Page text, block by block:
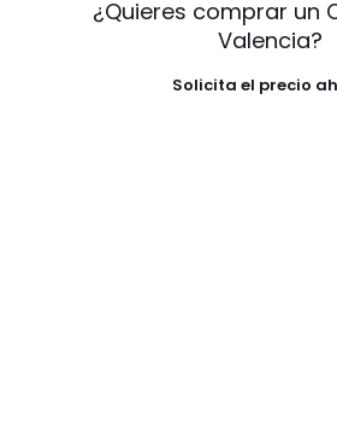
¿Quieres comprar un
Valencia?
Solicita el precio